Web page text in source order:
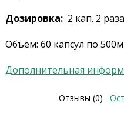
Дозировка:2 кап. 2
Объём: 60 капсул по
Дополнительная
Отзывы (0)